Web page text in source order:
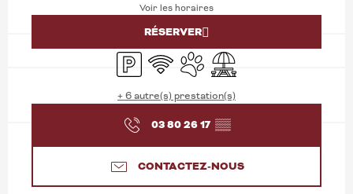
Voir les horaires
RÉSERVER
ParkingWiFi Animaux acceptés
Aire de pique nique
+ 6 autre(s) prestation(s)
03 80 26 17 ▒▒
CONTACTEZ-NOUS